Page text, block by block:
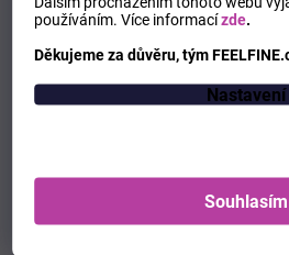
používáním.Více informacízde
Děkujeme za důvěru, tým
Nastavení
Souhlasím
Při zasažení očí:
Vyjměte kontaktní čočky, pokud
Pokračujte ve vyplachování